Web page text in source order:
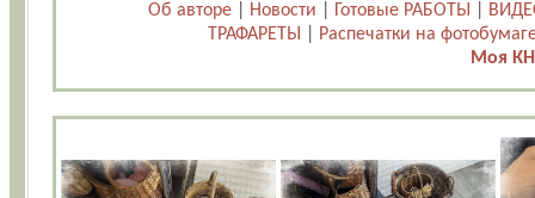
Об авторе Новости Готовые РАБОТЫ
ТРАФАРЕТЫ
Распечатки на
Моя